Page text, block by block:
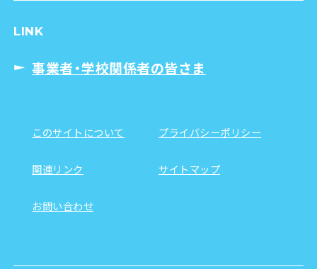
LINK
事業者・学校関係者の皆さま
このサイトについて プライバシーポリシー
関連リンク サイトマップ
お問い合わせ